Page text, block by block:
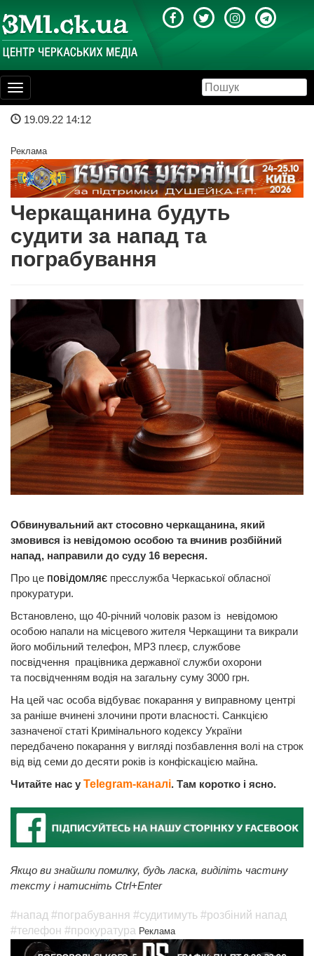
Toggle
navigation
19.09.22 14:12
Реклама
Черкащанина будуть
судити за напад та
пограбування
Обвинувальний акт стосовно черкащанина, який
змовився із невідомою особою та вчинив розбійний
напад, направили до суду 16 вересня.
Про це повідомляє пресслужба Черкаської обласної
прокуратури.
Встановлено, що 40-річний чоловік разом із невідомою
особою напали на місцевого жителя Черкащини та викрали
його мобільний телефон, МР3 плеєр, службове
посвідчення працівника державної служби охорони
та посвідченням водія на загальну суму 3000 грн.
На цей час особа відбуває покарання у виправному центрі
за раніше вчинені злочини проти власності. Санкцією
зазначеної статі Кримінального кодексу України
передбачено покарання у вигляді позбавлення волі на строк
від від семи до десяти років із конфіскацією майна.
Читайте нас у Telegram-каналі. Там коротко і ясно.
Якщо ви знайшли помилку, будь ласка, виділіть частину
тексту і натисніть Ctrl+Enter
#напад #пограбування #судитимуть #розбіний напад
#телефон #прокуратура Реклама